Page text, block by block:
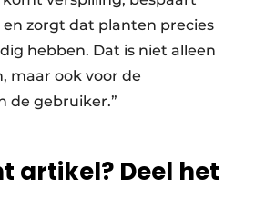
zorgt dat planten precies
hebben. Dat is niet alleen
maar ook voor de
de gebruiker.”
artikel? Deel het